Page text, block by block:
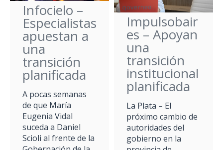
Infocielo –
Especialistas
apuestan a
una
transición
planificada
A pocas semanas
de que María
Eugenia Vidal
suceda a Daniel
Scioli al frente de la
Impulsobair
es – Apoyan
una
transición
institucional
planificada
La Plata – El
próximo cambio de
autoridades del
gobierno en la